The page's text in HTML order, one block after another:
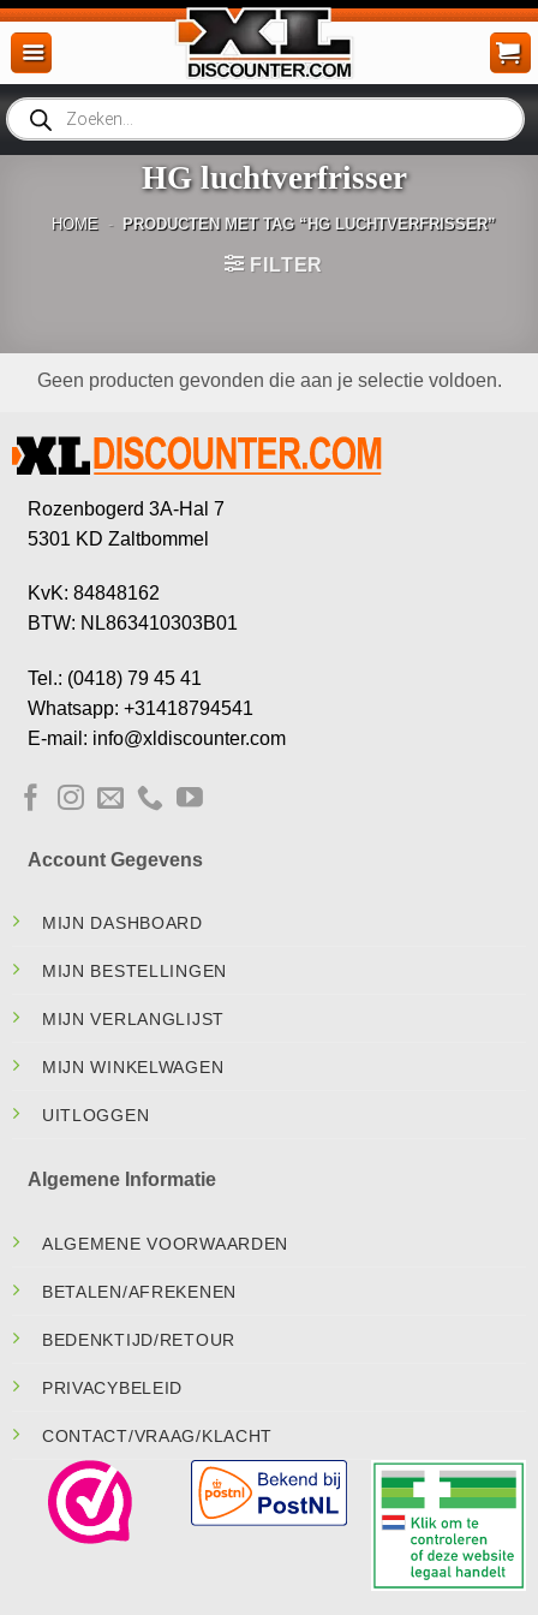
Ga
naar
inhoud
Producten
zoeken
HG luchtverfrisser
HOME - PRODUCTEN MET TAG “HG LUCHTVERFRISSER”
FILTER
Geen producten gevonden die aan je selectie voldoen.
Rozenbogerd 3A-Hal 7
5301 KD Zaltbommel
KvK: 84848162
BTW: NL863410303B01
Tel.: (0418) 79 45 41
Whatsapp: +31418794541
E-mail: info@xldiscounter.com
Account Gegevens
MIJN DASHBOARD
MIJN BESTELLINGEN
MIJN VERLANGLIJST
MIJN WINKELWAGEN
UITLOGGEN
Algemene Informatie
ALGEMENE VOORWAARDEN
BETALEN/AFREKENEN
BEDENKTIJD/RETOUR
PRIVACYBELEID
CONTACT/VRAAG/KLACHT